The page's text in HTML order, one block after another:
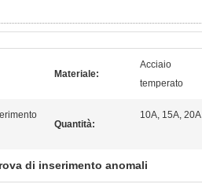
Materiale:
Acciaio
temperato
Quantità:
10A, 15A, 20A
di inserimento anomali